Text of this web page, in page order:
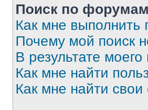
Поиск по форумам
Как мне
Почему мой поиск
В результате
Как мне найти
Как мне найти